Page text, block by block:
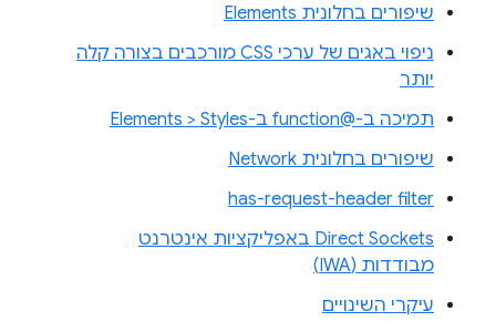
שיפורים בחלונית Elements
ניפוי באגים של ערכי CSS מורכבים בצורה קלה
יותר
תמיכה ב-@function ב-Elements > Styles
שיפורים בחלונית Network
has-request-header filter
Direct Sockets באפליקציות אינטרנט
מבודדות (IWA)
עיקרי השינויים